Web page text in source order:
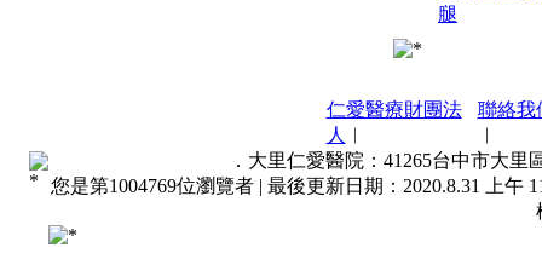
腿
仁愛醫療財團法
人
︱
聯絡我
︱
．大里仁愛醫院：41265台中市大
您是第1004769位瀏覽者 | 最後更新日期：2020.8.31 上午